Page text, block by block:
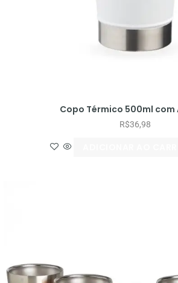
Copo Térmico 500ml
R$36,98